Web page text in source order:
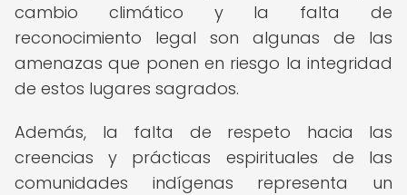
cambio climático y la falta de
reconocimiento legal son algunas de las
amenazas que ponen en riesgo la integridad
de estos lugares sagrados.
Además, la falta de respeto hacia las
creencias y prácticas espirituales de las
comunidades indígenas representa un